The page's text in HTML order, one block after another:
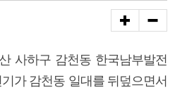
사하구 감천동 한국남부발전
가 감천동 일대를 뒤덮으면서